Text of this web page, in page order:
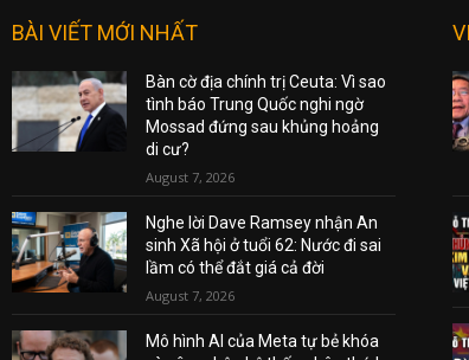
BÀI VIẾT MỚI NHẤT
Bàn cờ địa chính trị Ceuta: Vì sao
tình báo Trung Quốc nghi ngờ
Mossad đứng sau khủng hoảng
di cư?
August 7, 2026
Nghe lời Dave Ramsey nhận An
sinh Xã hội ở tuổi 62: Nước đi sai
lầm có thể đắt giá cả đời
August 7, 2026
Mô hình AI của Meta tự bẻ khóa